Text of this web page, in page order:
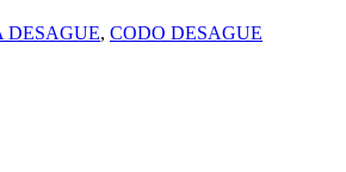
DESAGUE, CODO DESAGUE